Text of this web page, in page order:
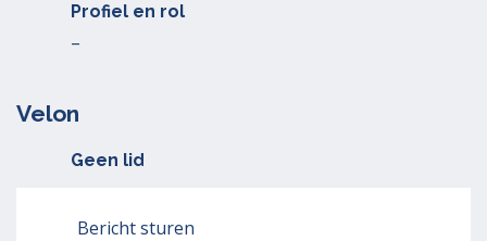
Profiel en rol
–
Velon
Geen lid
Bericht sturen